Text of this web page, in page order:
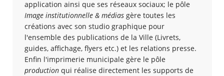
application ainsi que ses réseaux sociaux; le pôle
Image institutionnelle & médiasgère toutes les
créations avec son studio graphique pour
l'ensemble des publications de la Ville (Livrets,
guides, affichage, flyers etc.) et les relations presse.
Enfin l'imprimerie municipale gère le pôle
productionqui réalise directement les supports de